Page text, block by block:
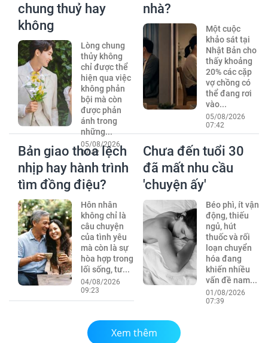
chung thuỷ hay
không
Lòng chung
thủy không
chỉ được thể
hiện qua việc
không phản
bội mà còn
được phản
ánh trong
những...
05/08/2026
07:42
nhà?
Một cuộc
khảo sát tại
Nhật Bản cho
thấy khoảng
20% các cặp
vợ chồng có
thể đang rơi
vào...
05/08/2026
07:42
Bản giao thoa lệch
nhịp hay hành trình
tìm đồng điệu?
Hôn nhân
không chỉ là
câu chuyện
của tình yêu
mà còn là sự
hòa hợp trong
lối sống, tư...
04/08/2026
09:23
Chưa đến tuổi 30
đã mất nhu cầu
'chuyện ấy'
Béo phì, ít vận
động, thiếu
ngủ, hút
thuốc và rối
loạn chuyển
hóa đang
khiến nhiều
vấn đề nam...
01/08/2026
07:39
Xem thêm